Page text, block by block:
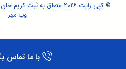
© کپی رایت ۲۰۲۶ متعلق به ثبت کریم خان می باشد.
وب مهر
با ما تماس